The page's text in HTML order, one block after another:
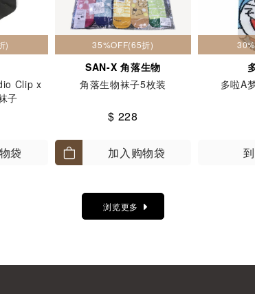
)
Clip x
子
袋
35%OFF(65折)
SAN-X 角落生物
角落生物袜子5枚装
$ 228
加入购物袋
多啦A
浏览更多